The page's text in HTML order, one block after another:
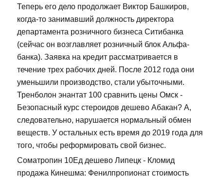
Теперь его дело продолжает Виктор Башкиров,
когда-то занимавший должность директора
департамента розничного бизнеса Ситибанка
(сейчас он возглавляет розничный блок Альфа-
банка). Заявка на кредит рассматривается в
течение трех рабочих дней. После 2012 года они
уменьшили производство, стали убыточными.
Тренболон энантат 100 сравнить цены Омск -
Безопасный курс стероидов дешево Абакан? А,
следовательно, нарушается нормальный обмен
веществ. У остальных есть время до 2019 года для
того, чтобы реформировать свой бизнес.
Cоматропин 10Ед дешево Липецк - Кломид
продажа Кинешма: Фенилпропионат стоимость